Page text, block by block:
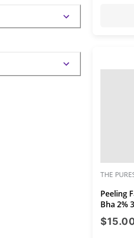
THE
Peeling
Bha 2%